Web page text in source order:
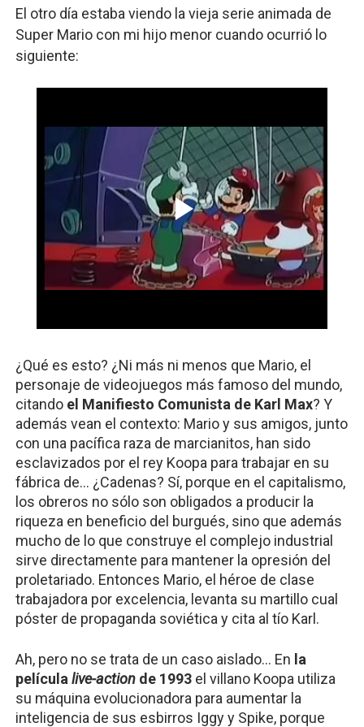
El otro día estaba viendo la vieja serie animada de
Super Mario con mi hijo menor cuando ocurrió lo
siguiente:
¿Qué es esto? ¿Ni más ni menos que Mario, el
personaje de videojuegos más famoso del mundo,
citando el Manifiesto Comunista de Karl Max? Y
además vean el contexto: Mario y sus amigos, junto
con una pacífica raza de marcianitos, han sido
esclavizados por el rey Koopa para trabajar en su
fábrica de… ¿Cadenas? Sí, porque en el capitalismo,
los obreros no sólo son obligados a producir la
riqueza en beneficio del burgués, sino que además
mucho de lo que construye el complejo industrial
sirve directamente para mantener la opresión del
proletariado. Entonces Mario, el héroe de clase
trabajadora por excelencia, levanta su martillo cual
póster de propaganda soviética y cita al tío Karl.
Ah, pero no se trata de un caso aislado… En la
película live-action de 1993 el villano Koopa utiliza
su máquina evolucionadora para aumentar la
inteligencia de sus esbirros Iggy y Spike, porque